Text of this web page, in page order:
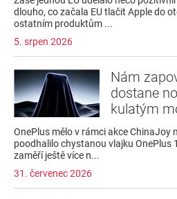
dlouho, co začala EU tlačit Apple do
ostatním produktům ...
5. srpen 2026
Nám
dostane
kulatým
OnePlus mělo v rámci akce ChinaJoy
poodhalilo chystanou vlajku OnePlus
zaměří ještě více n...
31. červenec 2026